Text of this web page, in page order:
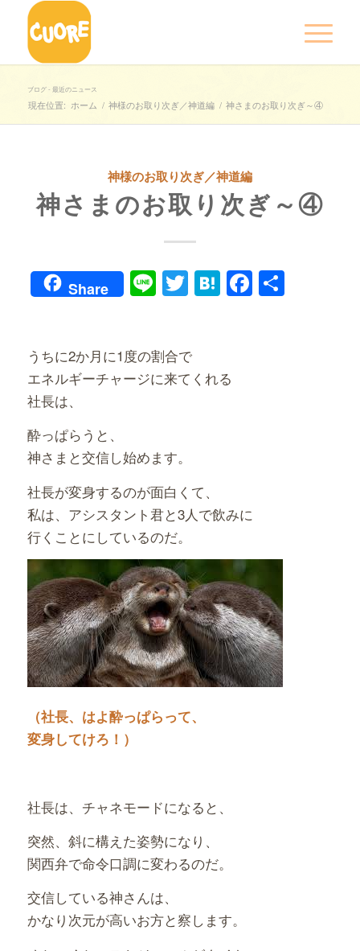
ブログ - 最近のニュース
現在位置: ホーム / 神様のお取り次ぎ／神道編 / 神さまのお取り次ぎ～④
神様のお取り次ぎ／神道編
神さまのお取り次ぎ～④
Share LineTwitter
Hatena共
うちに2か月に1度の割合で
エネルギーチャージに来てくれる
社長は、
酔っぱらうと、
神さまと交信し始めます。
社長が変身するのが面白くて、
私は、アシスタント君と3人で飲みに
行くことにしているのだ。
（社長、はよ酔っぱらって、
変身してけろ！）
社長は、チャネモードになると、
突然、斜に構えた姿勢になり、
関西弁で命令口調に変わるのだ。
交信している神さんは、
かなり次元が高いお方と察します。